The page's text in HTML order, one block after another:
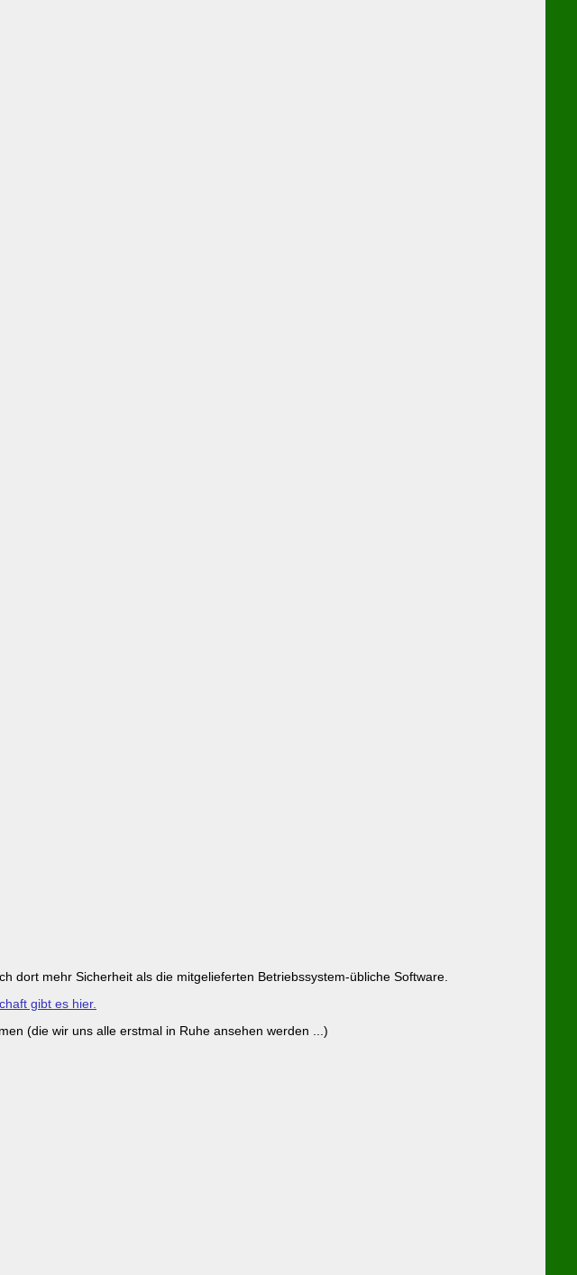
dort mehr Sicherheit als die mitgelieferten Betriebssystem-übliche Software.
gibt es hier.
(die wir uns alle erstmal in Ruhe ansehen werden ...)